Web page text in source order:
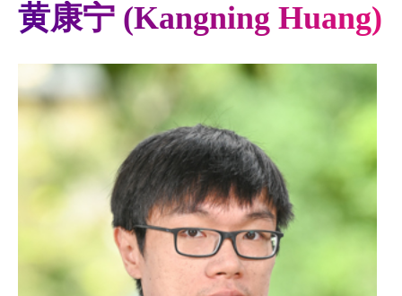
黄康宁 (Kangning Huang)